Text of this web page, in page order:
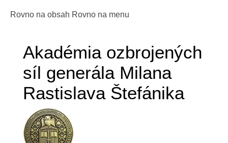
Rovno na obsah Rovno na menu
Akadémia ozbrojených
síl generála Milana
Rastislava Štefánika